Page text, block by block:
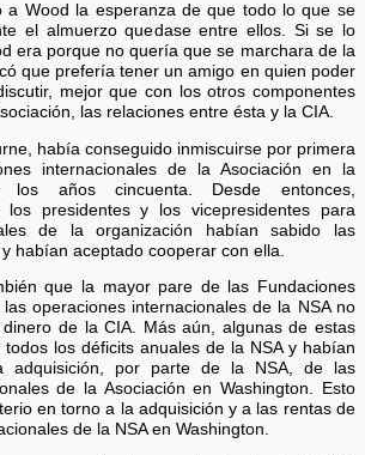
a Wood la esperanza de que todo lo que se
el almuerzo quedase entre ellos. Si se lo
era porque no quería que se marchara de la
que prefería tener un amigo en quien poder
mejor que con los otros componentes
las relaciones entre ésta y la CIA.
había conseguido inmiscuirse por primera
internacionales de la Asociación en la
años cincuenta. Desde entonces,
los presidentes y los vicepresidentes para
de la organización habían sabido las
habían aceptado cooperar con ella.
que la mayor pare de las Fundaciones
operaciones internacionales de la NSA no
de la CIA. Más aún, algunas de estas
todos los déficits anuales de la NSA y habían
adquisición, por parte de la NSA, de las
de la Asociación en Washington. Esto
en torno a la adquisición y a las rentas de
de la NSA en Washington.